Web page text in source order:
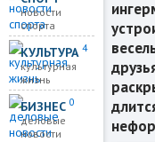
новости
спорта
КУЛЬТУРА4
культурная
жизнь
БИЗНЕС0
деловые
новости